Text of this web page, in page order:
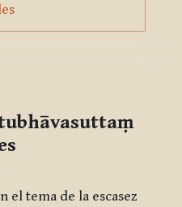
Page
el tema de la escasez